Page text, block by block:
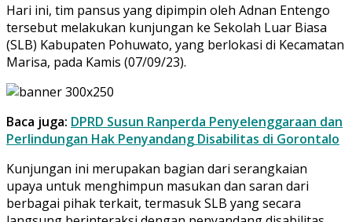
Hari ini, tim pansus yang dipimpin oleh Adnan Entengo
tersebut melakukan kunjungan ke Sekolah Luar Biasa
(SLB) Kabupaten Pohuwato, yang berlokasi di Kecamatan
Marisa, pada Kamis (07/09/23).
Baca juga: DPRD Susun Ranperda Penyelenggaraan dan
Perlindungan Hak Penyandang Disabilitas di Gorontalo
Kunjungan ini merupakan bagian dari serangkaian
upaya untuk menghimpun masukan dan saran dari
berbagai pihak terkait, termasuk SLB yang secara